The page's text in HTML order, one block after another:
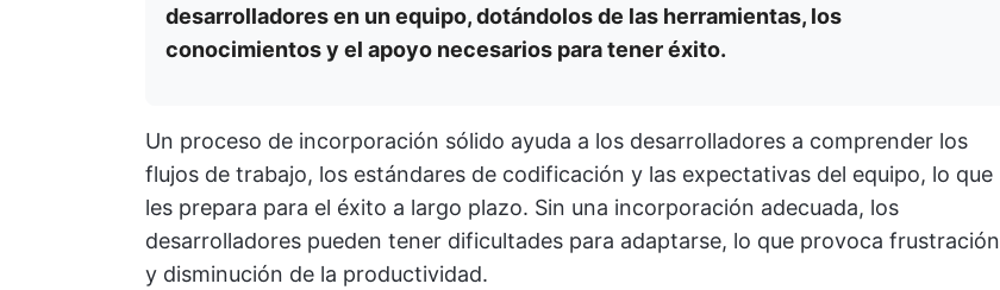
desarrolladores en un equipo, dotándolos de las herramientas, los
conocimientos y el apoyo necesarios para tener éxito.
Un proceso de incorporación sólido ayuda a los desarrolladores a comprender los
flujos de trabajo, los estándares de codificación y las expectativas del equipo, lo que
les prepara para el éxito a largo plazo. Sin una incorporación adecuada, los
desarrolladores pueden tener dificultades para adaptarse, lo que provoca frustración
y disminución de la productividad.